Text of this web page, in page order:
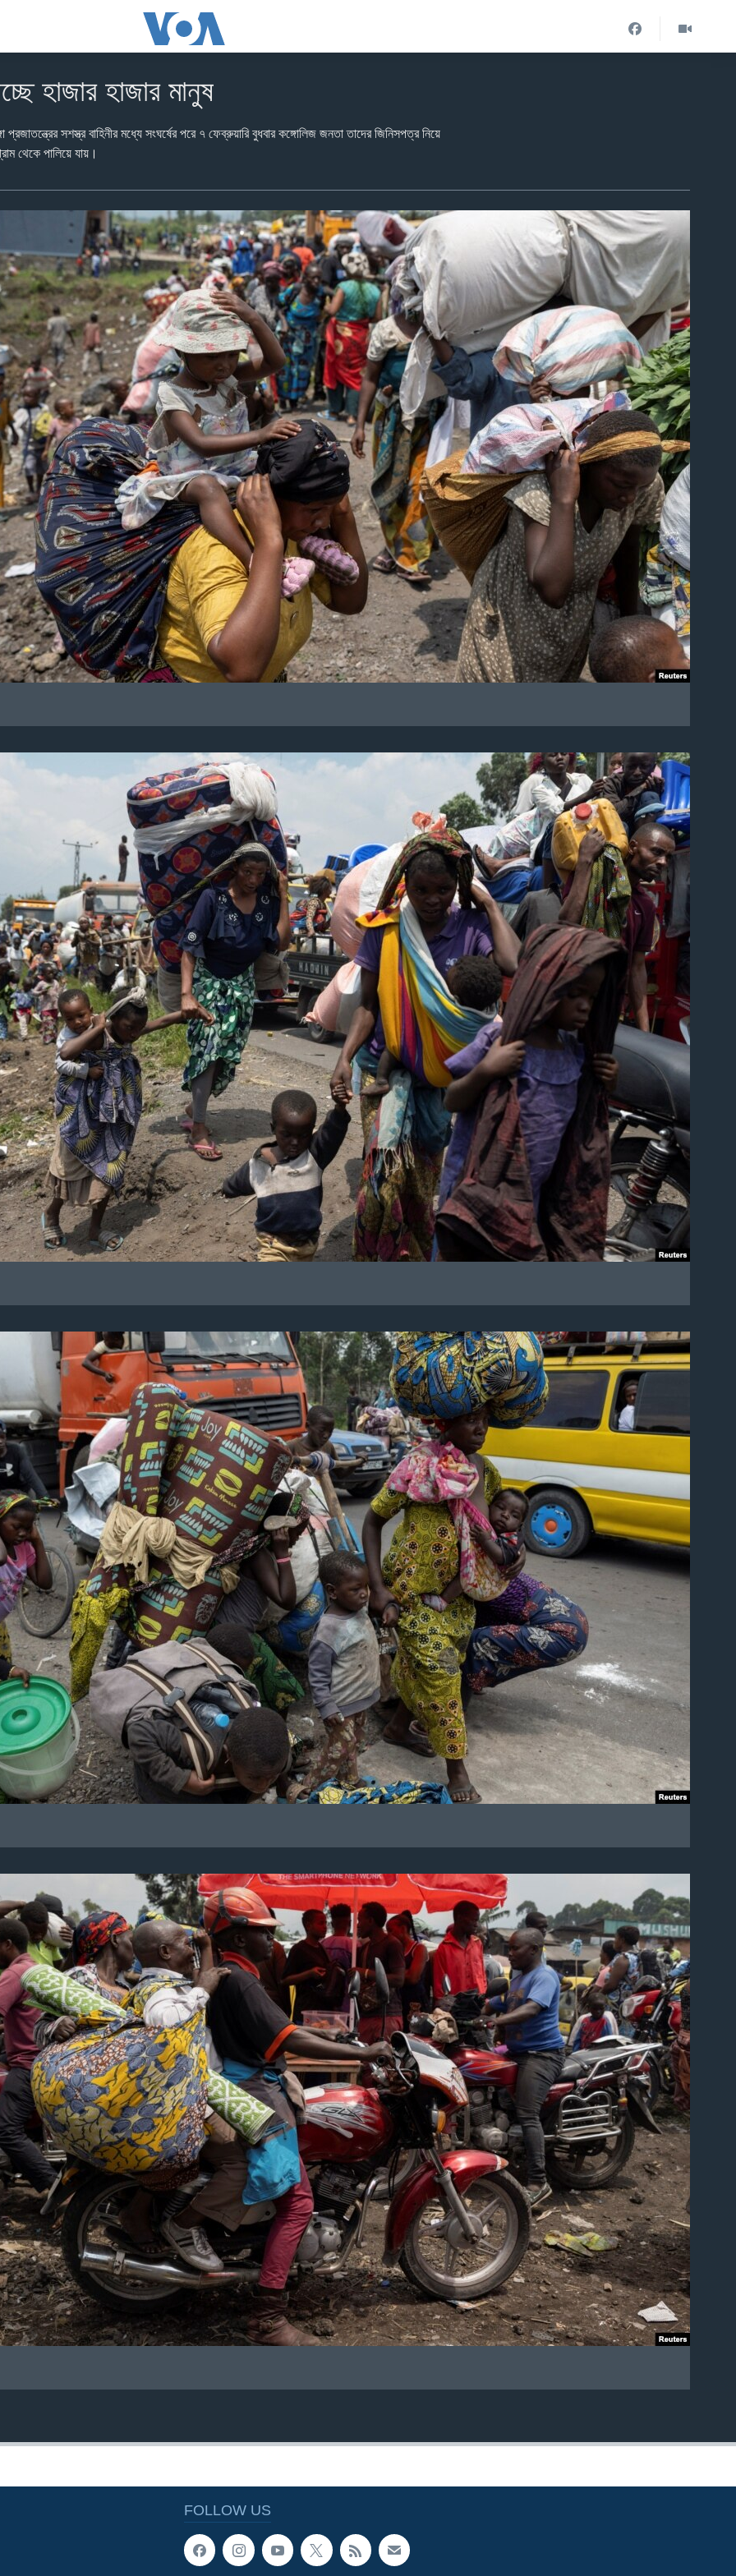
হাজার হাজার মানুষ
সশস্ত্র বাহিনীর মধ্যে সংঘর্ষের পরে ৭ ফেব্রুয়ারি বুধবার কঙ্গোলিজ জনতা তাদের জিনিসপত্র নিয়ে
থেকে পালিয়ে যায়।
FOLLOW US